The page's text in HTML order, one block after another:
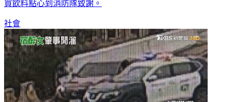
買飲料點心到消防隊致謝。
社會